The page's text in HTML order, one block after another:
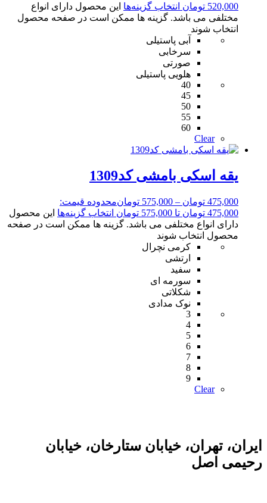
520,000 تومان انتخاب گزینه‌ها این محصول دارای انواع
مختلفی می باشد. گزینه ها ممکن است در صفحه محصول
انتخاب شوند
آبی پاستیلی
سرخابی
صورتی
هلویی پاستیلی
40
45
50
55
60
Clear
یقه اسکی بامشی کد1309
475,000 تومان –
575,000 تومانمحدوده قیمت:
475,000 تومان تا 575,000 تومان
انتخاب گزینه‌ها این محصول
دارای انواع مختلفی می باشد. گزینه ها ممکن است در صفحه
محصول انتخاب شوند
کرمی نچرال
ارتشی
سفید
سورمه ای
شکلاتی
نوک مدادی
3
4
5
6
7
8
9
Clear
ایران، تهران، خیابان ستارخان، خیابان
رحیمی اصل